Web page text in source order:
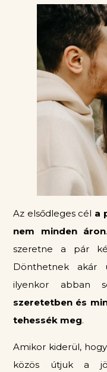
Az elsődleges cél a
nem minden áron
szeretne a pár
Dönthetnek akár
ilyenkor abban
szeretetben és
tehessék meg.
Amikor kiderül,
közös útjuk a